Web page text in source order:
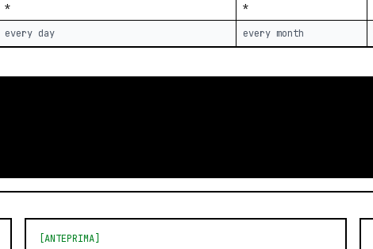
* *
every day every month
[ANTEPRIMA]